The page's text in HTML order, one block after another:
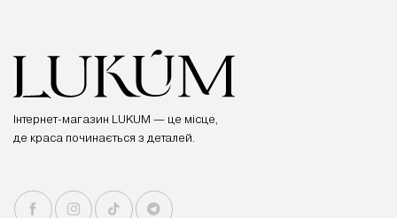
Інтернет-магазин LUKUM — це місце,
де краса починається з деталей.